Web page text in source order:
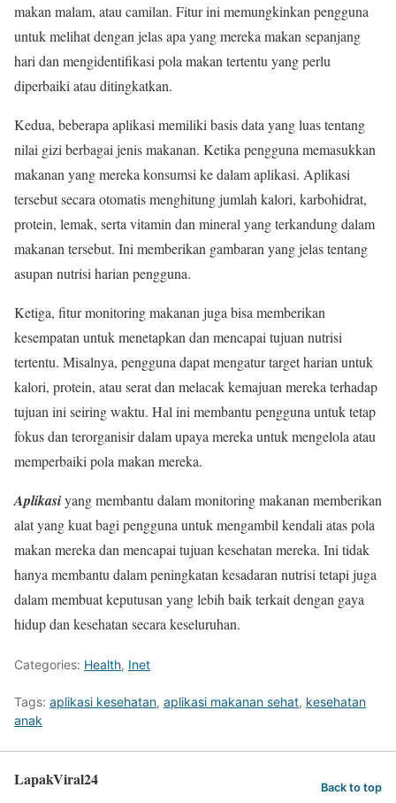
makan malam, atau camilan. Fitur ini memungkinkan pengguna
untuk melihat dengan jelas apa yang mereka makan sepanjang
hari dan mengidentifikasi pola makan tertentu yang perlu
diperbaiki atau ditingkatkan.
Kedua, beberapa aplikasi memiliki basis data yang luas tentang
nilai gizi berbagai jenis makanan. Ketika pengguna memasukkan
makanan yang mereka konsumsi ke dalam aplikasi. Aplikasi
tersebut secara otomatis menghitung jumlah kalori, karbohidrat,
protein, lemak, serta vitamin dan mineral yang terkandung dalam
makanan tersebut. Ini memberikan gambaran yang jelas tentang
asupan nutrisi harian pengguna.
Ketiga, fitur monitoring makanan juga bisa memberikan
kesempatan untuk menetapkan dan mencapai tujuan nutrisi
tertentu. Misalnya, pengguna dapat mengatur target harian untuk
kalori, protein, atau serat dan melacak kemajuan mereka terhadap
tujuan ini seiring waktu. Hal ini membantu pengguna untuk tetap
fokus dan terorganisir dalam upaya mereka untuk mengelola atau
memperbaiki pola makan mereka.
Aplikasiyang membantu dalam monitoring makanan memberikan
alat yang kuat bagi pengguna untuk mengambil kendali atas pola
makan mereka dan mencapai tujuan kesehatan mereka. Ini tidak
hanya membantu dalam peningkatan kesadaran nutrisi tetapi juga
dalam membuat keputusan yang lebih baik terkait dengan gaya
hidup dan kesehatan secara keseluruhan.
Categories: Health, Inet
Tags: aplikasi kesehatan, aplikasi makanan sehat, kesehatan
anak
LapakViral24 Back to top